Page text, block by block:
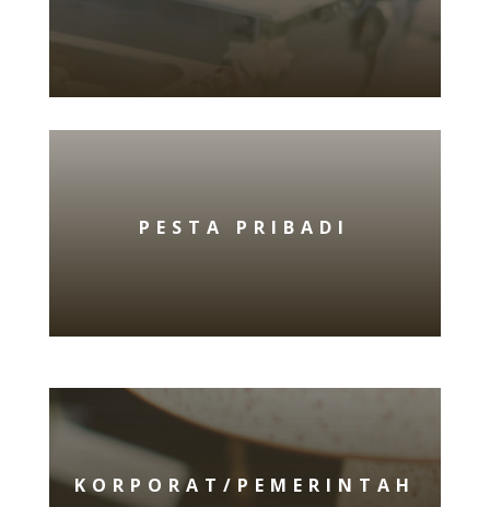
PESTA PRIBADI
KORPORAT/PEMERINTAH